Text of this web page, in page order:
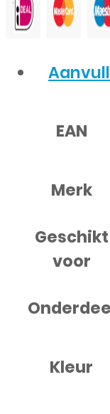
EAN
Merk
Geschikt
voor
Kleur